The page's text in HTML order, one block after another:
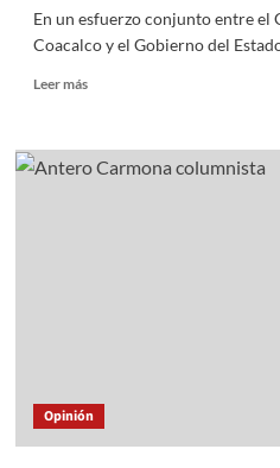
En un esfuerzo conjunto entre el
Coacalco y el Gobierno del
Leer másRead
GOBIERNO
DE
Opinión